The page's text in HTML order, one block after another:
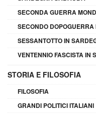
SECONDA GUERRA
SECONDO
SESSANTOTTO IN
VENTENNIO FASCISTA IN
STORIA E FILOSOFIA
FILOSOFIA
GRANDI POLITICI ITALIANI